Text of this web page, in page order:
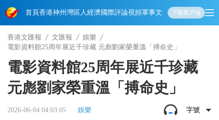
首頁香港神州 灣區人經濟國際評論視頻軍事文化 娛樂生活教育體
下載客戶端
香港文匯報 文匯報
娛樂
電影資料館25周年展近千珍藏 元彪劉家榮重溫「搏命史」
電影資料館25周年展近千珍藏
元彪劉家榮重溫「搏命史」
2026-06-04 04:03:05 娛樂 字號